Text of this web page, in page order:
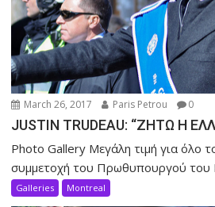
March 26, 2017 Paris Petrou 0
JUSTIN TRUDEAU: “ΖΗΤΩ Η
Photo Gallery Μεγάλη τιμή για όλο
συμμετοχή του Πρωθυπουργού του
Galleries Montreal